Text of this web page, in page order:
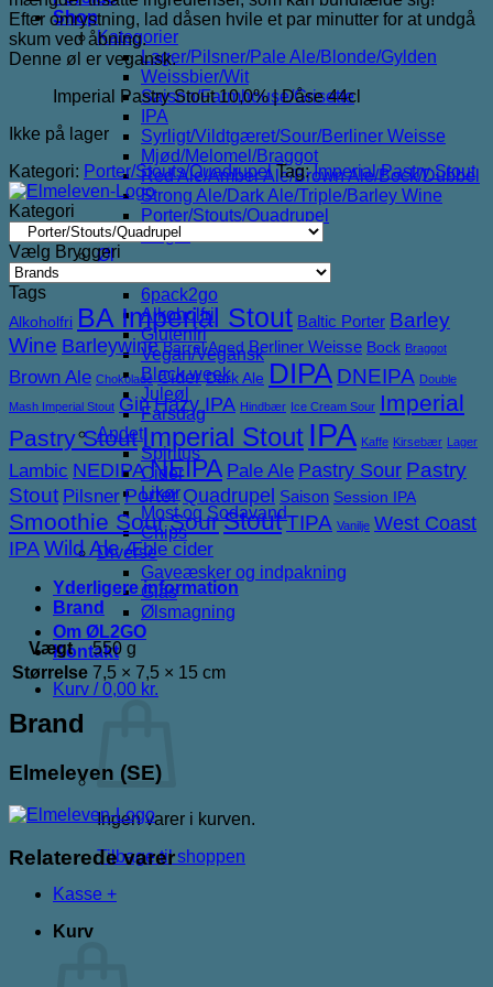
Shop
Kategorier
Lager/Pilsner/Pale Ale/Blonde/Gylden
Weissbier/Wit
Saison/Farmhouse/Grisette
IPA
Syrligt/Vildtgæret/Sour/Berliner Weisse
Mjød/Melomel/Braggot
Red Ale/Amber Ale/Brown Ale/Bock/Dubbel
Strong Ale/Dark Ale/Triple/Barley Wine
Porter/Stouts/Quadrupel
Røgøl
Øl
6pack2go
Alkoholfri
Glutenfri
Vegan/Vegansk
Black week
Juleøl
Farsdag
Andet
Spiritus
Cider
Likør
Most og Sodavand
Chips
Diverse
Gaveæsker og indpakning
Glas
Ølsmagning
Om ØL2GO
Kontakt
Kurv /0,00 kr.
Ingen varer i kurven.
Tilbage til shoppen
Kasse +
Kurv
Efter omrystning, lad dåsen hvile et par minutter for at undgå
skum ved åbning.
Denne øl er vegansk.
Imperial Pastry Stout 10,0% | Dåse 44cl
Ikke på lager
Kategori: Porter/Stouts/Quadrupel Tag:Imperial Pastry Stout
Kategori
Vælg Bryggeri
Tags
Alkoholfri BA Imperial Stout Baltic Porter Barley
Wine Barleywine Barrel Aged Berliner Weisse Bock Braggot
Brown Ale Chokolade Cider Dark Ale DIPA DNEIPA Double
Mash Imperial Stout GinHazy IPA Hindbær Ice Cream Sour Imperial
Pastry StoutImperial Stout IPA Kaffe Kirsebær Lager
Lambic NEDIPANEIPA Pale Ale Pastry Sour Pastry
Stout Pilsner Porter Quadrupel Saison Session IPA
Smoothie SourSourStoutTIPA Vanilje West Coast
IPAWild Ale Æble cider
Yderligere information
Brand
Vægt
550 g
Størrelse 7,5 × 7,5 × 15 cm
Brand
Elmeleven (SE)
Relaterede varer